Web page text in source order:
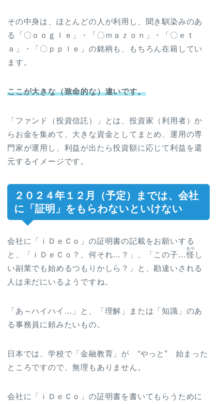
その中身は、ほとんどの人が利用し、聞き馴染みのあ
る「〇ｏｏｇｌｅ」・「〇ｍａｚｏｎ」・「〇ｅｔ
ａ」・「〇ｐｐｌｅ」の銘柄も、もちろん在籍してい
ます。
ここが大きな（致命的な）違いです。
「ファンド（投資信託）」とは、投資家（利用者）か
らお金を集めて、大きな資金としてまとめ、運用の専
門家が運用し、利益が出たら投資額に応じて利益を還
元するイメージです。
２０２４年１２月（予定）までは、会社
に「証明」をもらわないといけない
会社に「ｉＤｅＣｏ」の証明書の記載をお願いする
と、「ｉＤｅＣｏ？、何それ…？」、「この子…怪
あや
し
い副業でも始めるつもりかしら？」と、勘違いされる
人は未だにいるようですね。
「あ～ハイハイ…」と、「理解」または「知識」のあ
る事務員に頼みたいもの。
日本では、学校で「金融教育」が “やっと” 始まった
ところですので、無理もありません。
会社に「ｉＤｅＣｏ」の証明書を書いてもらうために